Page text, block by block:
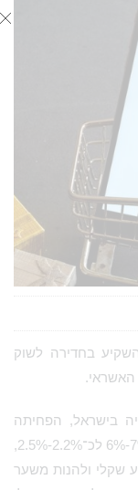
בחדירה לשוק
בישראל, הפחיתה
במהלך נובמבר את עמלת המרת המט"ח מ־7%-6% לכ־2.2%-2.5%,
שקלי ולהנות משער